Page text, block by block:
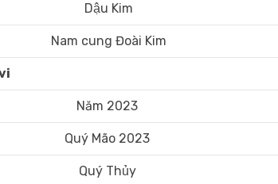
Dậu Kim
Nam cung Đoài Kim
Năm 2023
Quý Mão 2023
Quý Thủy